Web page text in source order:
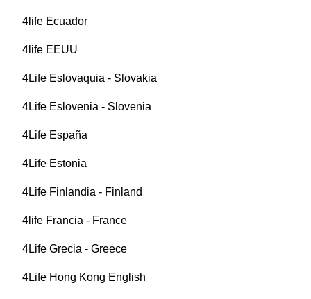
4life Ecuador
4life EEUU
4Life Eslovaquia - Slovakia
4Life Eslovenia - Slovenia
4Life España
4Life Estonia
4Life Finlandia - Finland
4life Francia - France
4Life Grecia - Greece
4Life Hong Kong English